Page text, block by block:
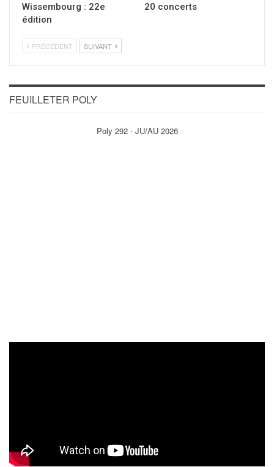
Wissembourg : 22e
édition
20 concerts
PRÉCÉDENT SUIVANT
FEUILLETER POLY
Poly 292 - JU/AU 2026